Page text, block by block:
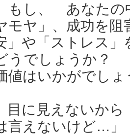
もし、 あなたの
モヤ」、成功を
」や「ストレス
うでしょうか？
値はいかがでしょ
目に見えないか
言えないけど…」